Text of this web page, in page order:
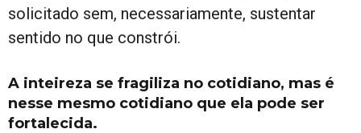
solicitado sem, necessariamente, sustentar
sentido no que constrói.
A inteireza se fragiliza no cotidiano, mas é
nesse mesmo cotidiano que ela pode ser
fortalecida.